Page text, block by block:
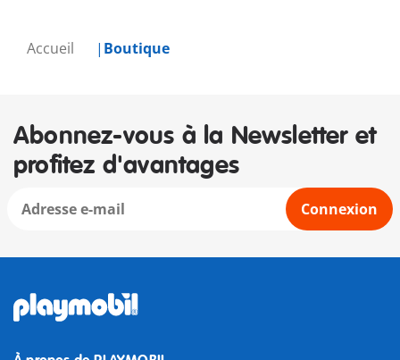
Accueil Boutique
Abonnez-vous à la Newsletter et
profitez d'avantages
Connexion